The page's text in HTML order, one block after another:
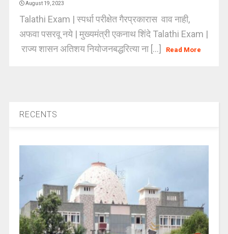
August 19, 2023
Talathi Exam | स्पर्धा परीक्षेत गैरप्रकारास वाव नाही,
अफवा पसरवू नये | मुख्यमंत्री एकनाथ शिंदे Talathi Exam |
राज्य शासन अतिशय नियोजनबद्धरित्या ना [...]
Read More
RECENTS